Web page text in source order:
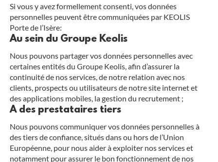
Si vous y avez formellement consenti, vos données
personnelles peuvent être communiquées par KEOLIS
Porte de l’Isère:
Au sein du Groupe Keolis
Nous pouvons partager vos données personnelles avec
certaines entités du Groupe Keolis, afin d’assurer la
continuité de nos services, de notre relation avec nos
clients, prospects ou utilisateurs de notre site internet et
des applications mobiles, la gestion du recrutement ;
A des prestataires tiers
Nous pouvons communiquer vos données personnelles à
des tiers de confiance, situés dans ou hors de l’Union
Européenne, pour nous aider à exploiter nos services et
notamment pour assurer le bon fonctionnement de nos